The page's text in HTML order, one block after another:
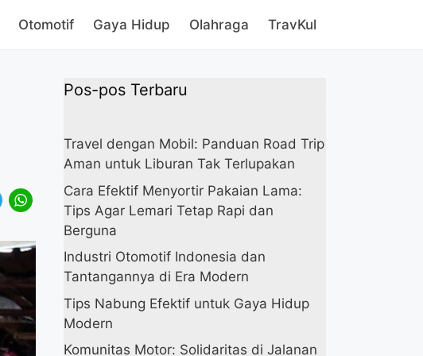
Otomotif Gaya Hidup Olahraga TravKul
W
a
s
A
p
Pos-pos Terbaru
Travel dengan Mobil: Panduan Road Trip
Aman untuk Liburan Tak Terlupakan
Cara Efektif Menyortir Pakaian Lama:
Tips Agar Lemari Tetap Rapi dan
Berguna
Industri Otomotif Indonesia dan
Tantangannya di Era Modern
Tips Nabung Efektif untuk Gaya Hidup
Modern
Komunitas Motor: Solidaritas di Jalanan